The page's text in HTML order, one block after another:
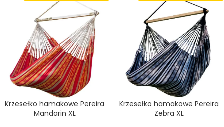
Krzesełko hamakowe Pereira
Mandarin XL
Krzesełko hamakowe Pereira
Zebra XL